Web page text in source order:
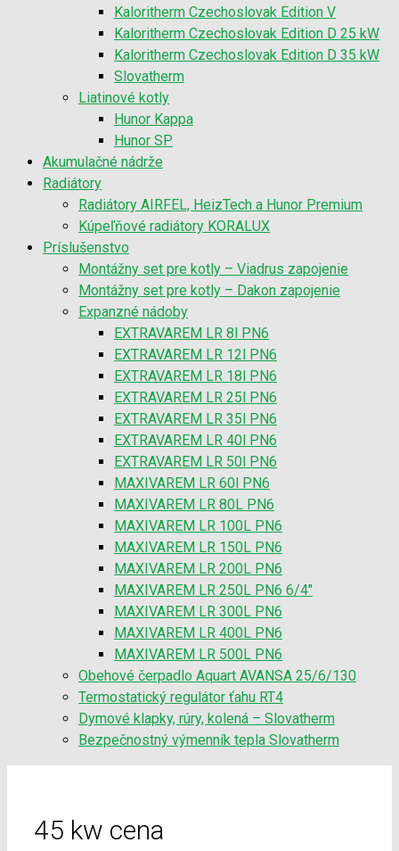
Kaloritherm Czechoslovak Edition V
Kaloritherm Czechoslovak Edition D 25 kW
Kaloritherm Czechoslovak Edition D 35 kW
Slovatherm
Liatinové kotly
Hunor Kappa
Hunor SP
Akumulačné nádrže
Radiátory
Radiátory AIRFEL, HeizTech a Hunor Premium
Kúpeľňové radiátory KORALUX
Príslušenstvo
Montážny set pre kotly – Viadrus zapojenie
Montážny set pre kotly – Dakon zapojenie
Expanzné nádoby
EXTRAVAREM LR 8l PN6
EXTRAVAREM LR 12l PN6
EXTRAVAREM LR 18l PN6
EXTRAVAREM LR 25l PN6
EXTRAVAREM LR 35l PN6
EXTRAVAREM LR 40l PN6
EXTRAVAREM LR 50l PN6
MAXIVAREM LR 60l PN6
MAXIVAREM LR 80L PN6
MAXIVAREM LR 100L PN6
MAXIVAREM LR 150L PN6
MAXIVAREM LR 200L PN6
MAXIVAREM LR 250L PN6 6/4″
MAXIVAREM LR 300L PN6
MAXIVAREM LR 400L PN6
MAXIVAREM LR 500L PN6
Obehové čerpadlo Aquart AVANSA 25/6/130
Termostatický regulátor ťahu RT4
Dymové klapky, rúry, kolená – Slovatherm
Bezpečnostný výmenník tepla Slovatherm
45 kw cena